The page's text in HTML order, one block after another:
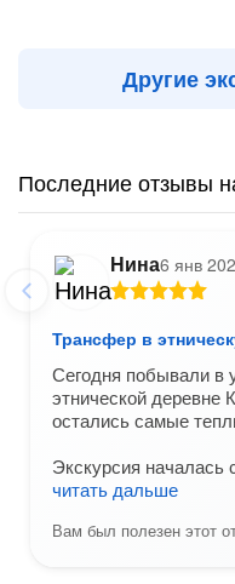
Другие
Последние отзывы
Нина6 янв
Трансфер в
Сегодня побывали в
этнической деревне
остались самые
Экскурсия началась
читать дальше
Вам был полезен этот